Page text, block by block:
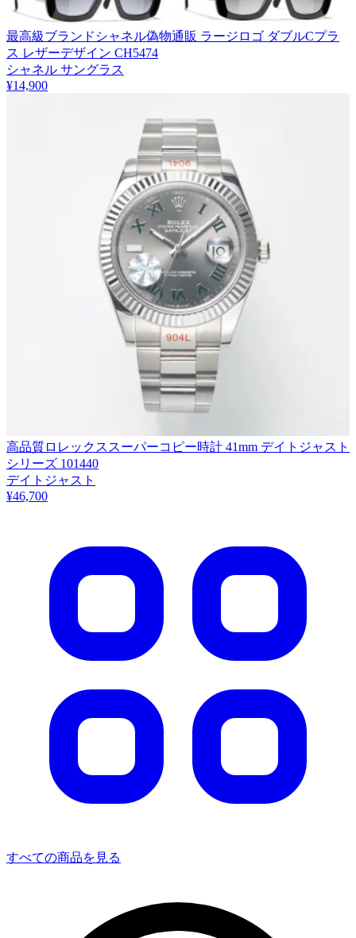
最高級ブランドシャネル偽物通販 ラージロゴ ダブルCプラ
ス レザーデザイン CH5474
シャネル サングラス
¥14,900
高品質ロレックススーパーコピー時計 41mm デイトジャスト
シリーズ 101440
デイトジャスト
¥46,700
すべての商品を見る